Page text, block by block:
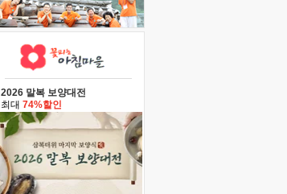
2026 말복 보양대전
최대 74%할인